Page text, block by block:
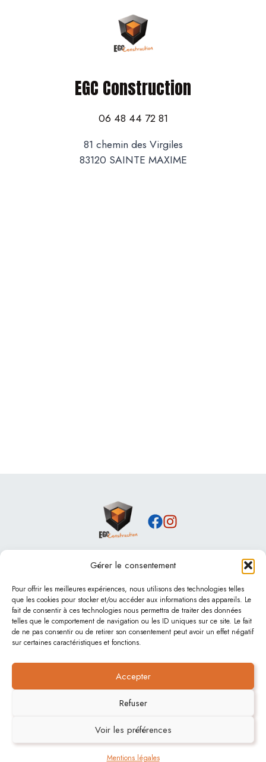
Gérer le consentement
Pour offrir les meilleures expériences, nous utilisons des technologies telles
que les cookies pour stocker et/ou accéder aux informations des appareils. Le
fait de consentir à ces technologies nous permettra de traiter des données
telles que le comportement de navigation ou les ID uniques sur ce site. Le fait
de ne pas consentir ou de retirer son consentement peut avoir un effet négatif
sur certaines caractéristiques et fonctions.
Accepter
Refuser
Voir les préférences
Mentions légales
EGC Construction
06 48 44 72 81
81 chemin des Virgiles
83120 SAINTE MAXIME
Maçonnerie
Rénovation
Piscines béton
Terrassement & assainissement